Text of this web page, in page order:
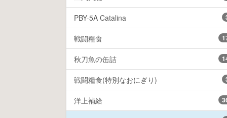
PBY-5A Catalina
戦闘糧食
秋刀魚の缶詰
戦闘糧食(特別なおにぎり)
洋上補給